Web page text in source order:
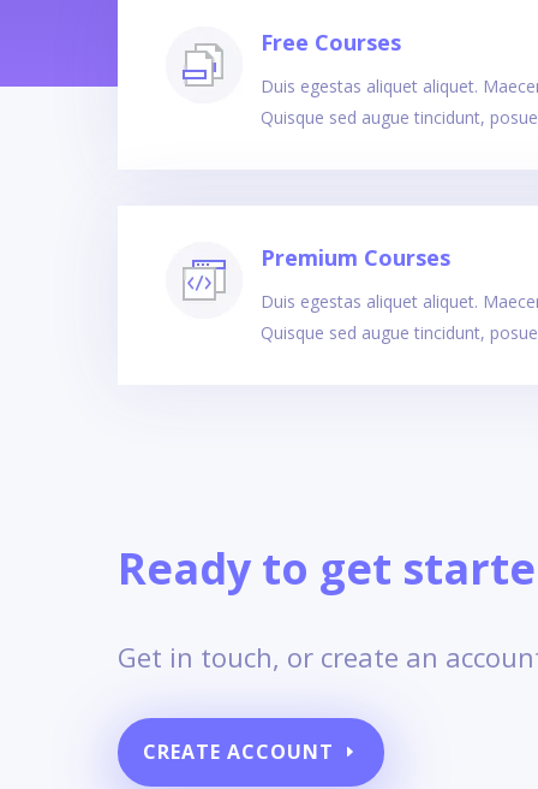
Free Courses
Duis egestas aliquet aliquet.
Quisque sed augue tincidunt,
Premium Courses
Duis egestas aliquet aliquet.
Quisque sed augue tincidunt,
Ready to get
Get in touch, or create an
CREATE ACCOUNT